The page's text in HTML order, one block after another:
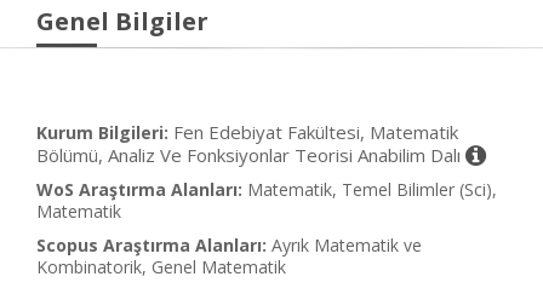
Genel Bilgiler
Kurum Bilgileri: Fen Edebiyat Fakültesi, Matematik
Bölümü, Analiz Ve Fonksiyonlar Teorisi Anabilim Dalı
WoS Araştırma Alanları: Matematik, Temel Bilimler (Sci),
Matematik
Scopus Araştırma Alanları: Ayrık Matematik ve
Kombinatorik, Genel Matematik